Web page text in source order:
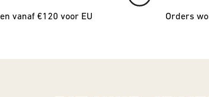
vanaf €120 voor EU Orders